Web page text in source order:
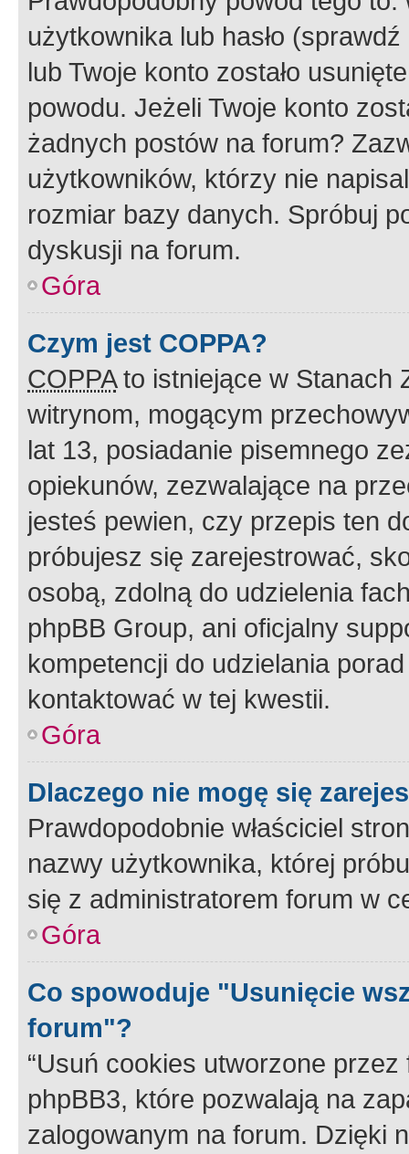
użytkownika lub hasło
lub Twoje konto zostało
powodu. Jeżeli Twoje konto
żadnych postów na forum?
użytkowników, którzy nie
rozmiar bazy danych. Spróbuj
dyskusji na forum.
Góra
Czym jest COPPA?
COPPAto istniejące w Stanach
witrynom, mogącym
lat 13, posiadanie pisemnego
opiekunów, zezwalające na
jesteś pewien, czy przepis ten
próbujesz się zarejestrować,
osobą, zdolną do udzielenia
phpBB Group, ani oficjalny
kompetencji do udzielania
kontaktować w tej kwestii.
Góra
Dlaczego nie mogę się
Prawdopodobnie właściciel
nazwy użytkownika, której
się z administratorem forum w
Góra
Co spowoduje "Usunięcie
forum"?
“Usuń cookies utworzone
phpBB3, które pozwalają na
zalogowanym na forum. Dzięki